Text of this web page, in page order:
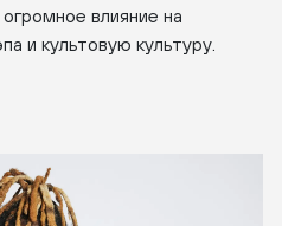
влияние на
и культовую культуру.